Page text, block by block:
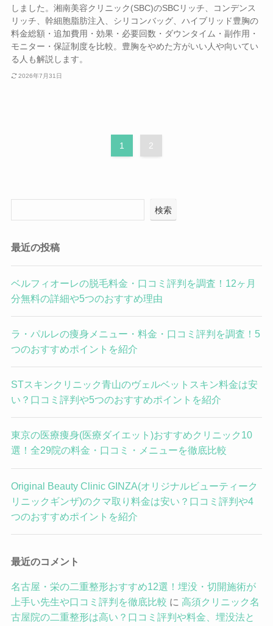
しました。湘南美容クリニック(SBC)のSBCリッチ、コンデンス
リッチ、幹細胞脂肪注入、シリコンバッグ、ハイブリッド豊胸の
料金総額・追加費用・効果・必要回数・ダウンタイム・副作用・
モニター・保証制度を比較。豊胸をやめた方がいい人や向いてい
る人も解説します。
2026年7月31日
1 2
検索
最近の投稿
ベルフィオーレの脱毛料金・口コミ評判を調査！12ヶ月
分無料の詳細や5つのおすすめ理由
ラ・パルレの痩身メニュー・料金・口コミ評判を調査！5
つのおすすめポイントを紹介
STスキンクリニック青山のヴェルベットスキン料金は安
い？口コミ評判や5つのおすすめポイントを紹介
東京の医療痩身(医療ダイエット)おすすめクリニック10
選！全29院の料金・口コミ・メニューを徹底比較
Original Beauty Clinic GINZA(オリジナルビューティーク
リニックギンザ)のクマ取り料金は安い？口コミ評判や4
つのおすすめポイントを紹介
最近のコメント
名古屋・栄の二重整形おすすめ12選！埋没・切開施術が
上手い先生や口コミ評判を徹底比較 に 高須クリニック名
古屋院の二重整形は高い？口コミ評判や料金、埋没法と